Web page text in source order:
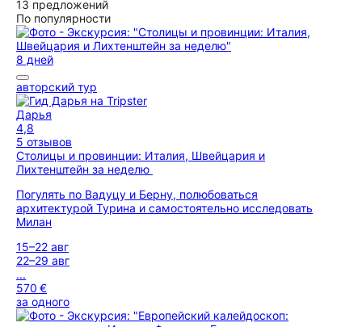
13 предложений
По популярности
8 дней
авторский тур
Дарья
4,8
5 отзывов
Столицы и провинции: Италия, Швейцария и
Лихтенштейн за неделю
Погулять по Вадуцу и Берну, полюбоваться
архитектурой Турина и самостоятельно исследовать
Милан
15–22 авг
22–29 авг
...
570 €
за одного